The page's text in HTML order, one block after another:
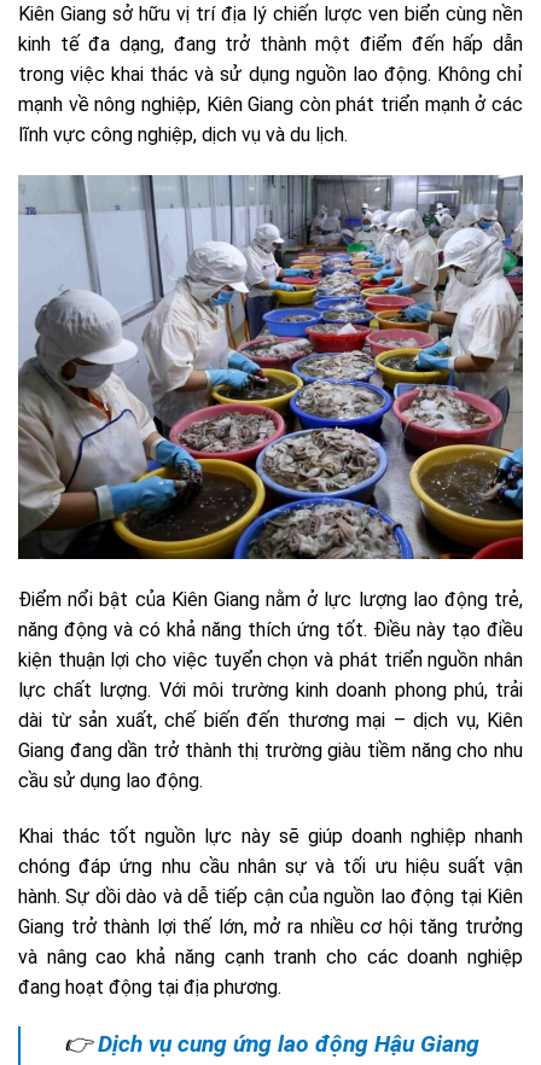
Kiên Giang sở hữu vị trí địa lý chiến lược ven biển cùng nền
kinh tế đa dạng, đang trở thành một điểm đến hấp dẫn
trong việc khai thác và sử dụng nguồn lao động. Không chỉ
mạnh về nông nghiệp, Kiên Giang còn phát triển mạnh ở các
lĩnh vực công nghiệp, dịch vụ và du lịch.
Điểm nổi bật của Kiên Giang nằm ở lực lượng lao động trẻ,
năng động và có khả năng thích ứng tốt. Điều này tạo điều
kiện thuận lợi cho việc tuyển chọn và phát triển nguồn nhân
lực chất lượng. Với môi trường kinh doanh phong phú, trải
dài từ sản xuất, chế biến đến thương mại – dịch vụ, Kiên
Giang đang dần trở thành thị trường giàu tiềm năng cho nhu
cầu sử dụng lao động.
Khai thác tốt nguồn lực này sẽ giúp doanh nghiệp nhanh
chóng đáp ứng nhu cầu nhân sự và tối ưu hiệu suất vận
hành. Sự dồi dào và dễ tiếp cận của nguồn lao động tại Kiên
Giang trở thành lợi thế lớn, mở ra nhiều cơ hội tăng trưởng
và nâng cao khả năng cạnh tranh cho các doanh nghiệp
đang hoạt động tại địa phương.
👉Dịch vụ cung ứng lao động Hậu Giang